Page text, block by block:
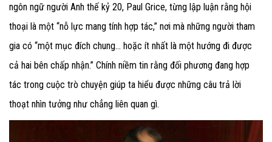
ngôn ngữ người Anh thế kỷ 20, Paul Grice, từng lập luận rằng hội
thoại là một “nỗ lực mang tính hợp tác,” nơi mà những người tham
gia có “một mục đích chung… hoặc ít nhất là một hướng đi được
cả hai bên chấp nhận.” Chính niềm tin rằng đối phương đang hợp
tác trong cuộc trò chuyện giúp ta hiểu được những câu trả lời
thoạt nhìn tưởng như chẳng liên quan gì.